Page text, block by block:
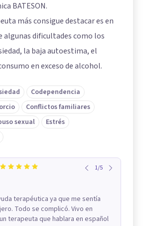
BATESON.
más consigue destacar es en
dificultades como los
la baja autoestima, el
en exceso de alcohol.
Codependencia
Conflictos familiares
sexual
Estrés
1/5
terapéutica ya que me sentía
Todo se complicó. Vivo en
terapeuta que hablara en español